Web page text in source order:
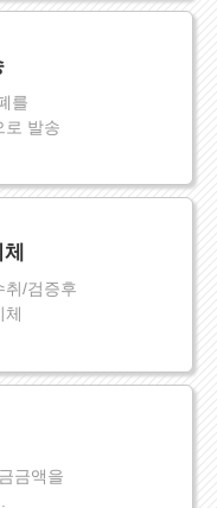
를
로 발송
취/검증후
체
금액을